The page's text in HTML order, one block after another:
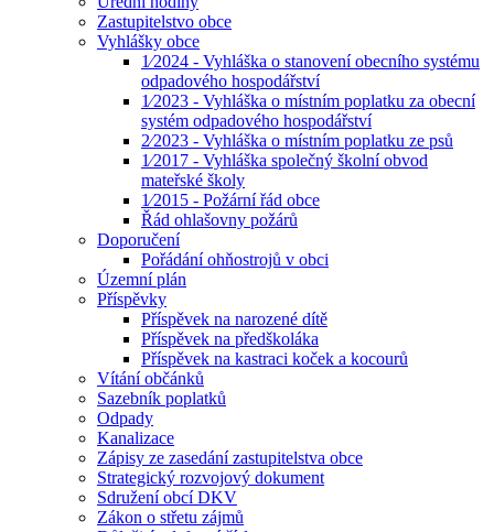
Zastupitelstvo obce
Vyhlášky obce
1⁄2024 - Vyhláška o stanovení obecního systému
odpadového hospodářství
1⁄2023 - Vyhláška o místním poplatku za obecní
systém odpadového hospodářství
2⁄2023 - Vyhláška o místním poplatku ze psů
1⁄2017 - Vyhláška společný školní obvod
mateřské školy
1⁄2015 - Požární řád obce
Řád ohlašovny požárů
Doporučení
Pořádání ohňostrojů v obci
Územní plán
Příspěvky
Příspěvek na narozené dítě
Příspěvek na předškoláka
Příspěvek na kastraci koček a kocourů
Vítání občánků
Sazebník poplatků
Odpady
Kanalizace
Zápisy ze zasedání zastupitelstva obce
Strategický rozvojový dokument
Sdružení obcí DKV
Zákon o střetu zájmů